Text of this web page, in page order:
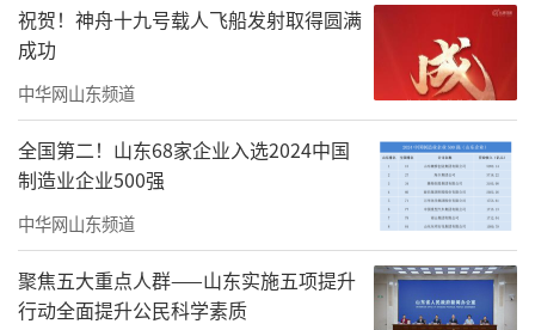
朗，自带黄土高原的沉厚质朴；荷作清雅绝
尘，《竹鹤四条屏》澹远出尘，将陇原山川的
辽阔风骨凝于一花一鹤，以草木寄故土情怀，
工致里藏山野逸气。
其子莫晓松承续家学，守古法而锐意革
新。溯源宋明工笔，取于非闇精勾、陈之佛润
色之长，重彩玉兰敷色温润璀璨，小写意荷花
空灵清逸，朱竹寄寓文人襟怀。他巧借现代构
祝贺！神舟十九号载人飞船发射取得圆满
成功
中华网山东频道
全国第二！山东68家企业入选2024中国
制造业企业500强
中华网山东频道
聚焦五大重点人群——山东实施五项提升
行动全面提升公民科学素质